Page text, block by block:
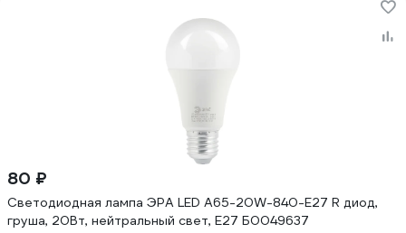
80 ₽
Светодиодная лампа ЭРА LED A65-20W-840-E27 R диод,
груша, 20Вт, нейтральный свет, E27 Б0049637